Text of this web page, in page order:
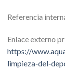
Referencia
Enlace externo
https://
limpieza-del-